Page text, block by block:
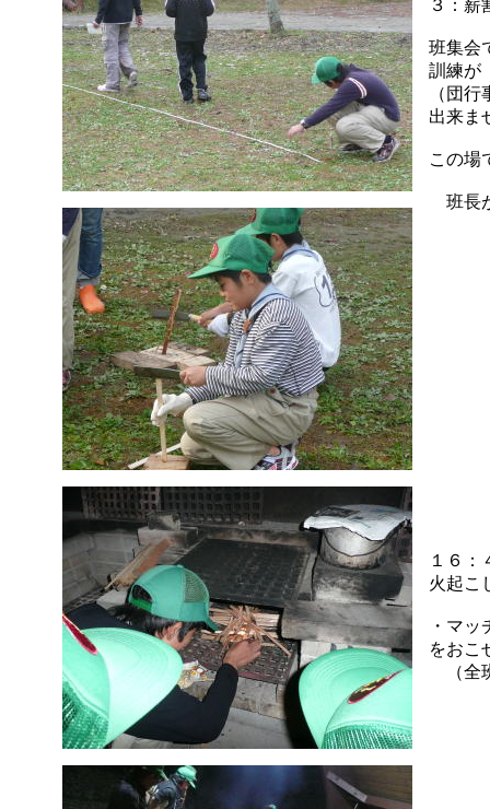
３：薪
班集会
訓練が
（団
出来ま
この場
班長
１６：
火起こ
・マ
をおこ
（全